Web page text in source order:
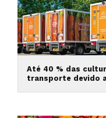
Até 40 % das
transporte devido